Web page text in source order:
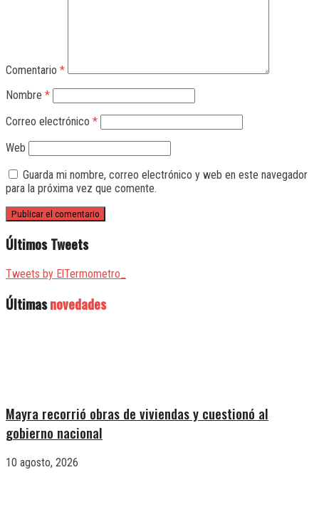
Comentario *
Nombre *
Correo electrónico *
Web
Guarda mi nombre, correo electrónico y web en este navegador
para la próxima vez que comente.
Últimos Tweets
Tweets by ElTermometro_
Últimasnovedades
Mayra recorrió obras de viviendas y cuestionó al
gobierno nacional
10 agosto, 2026